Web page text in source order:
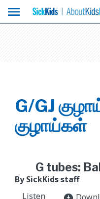
menu
G/GJ
குழாய்கள்
G tubes:
By SickKids staff
Listen